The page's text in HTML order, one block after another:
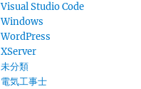
Visual Studio Code
Windows
WordPress
XServer
未分類
電気工事士